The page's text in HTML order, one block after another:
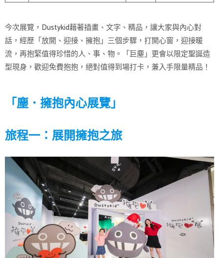
今次展覽，Dustykid藉著插畫、文字、精品，讓大家與內心對
話，經歷「放開、迎接、擁抱」三個步驟，打開心窗，迎接暖
流，再抱緊值得珍惜的人、事、物。「巨塵」更會以限定聖誕造
型現身，歡迎免費抱抱，絕對值得到場打卡，兼入手限量精品！
「塵．擁抱內心展覽」
旅程一：展開擁抱之旅